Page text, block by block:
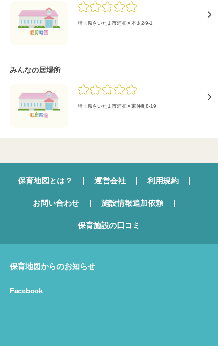
埼玉県さいたま市浦和区本太2-9-1
みんなの居場所
埼玉県さいたま市浦和区東仲町8-19
保育地図とは？ 運営会社 利用規約
お問い合わせ 施設情報追加依頼
保育施設の口コミ
保育地図からのお知らせ
Facebook